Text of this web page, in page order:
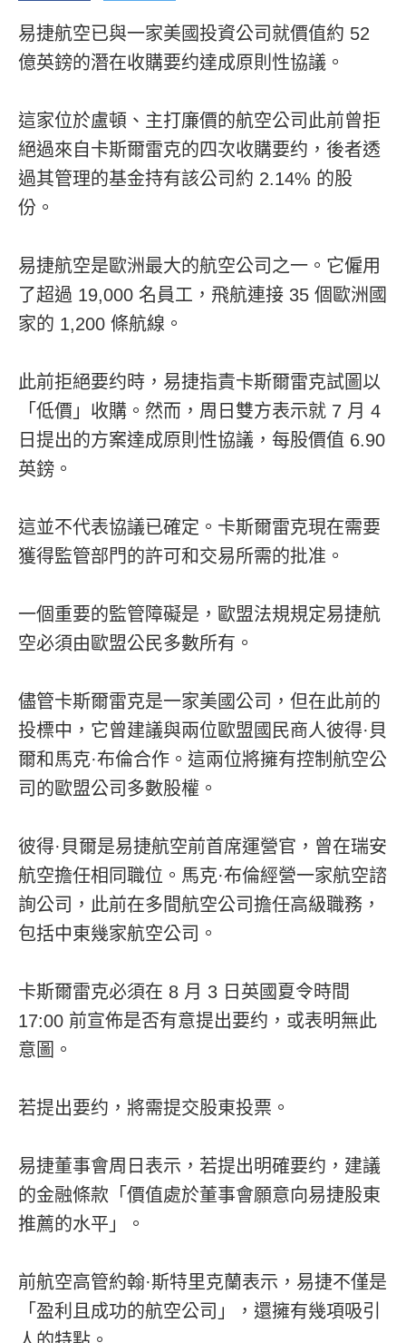
易捷航空已與一家美國投資公司就價值約 52
億英鎊的潛在收購要约達成原則性協議。
這家位於盧頓、主打廉價的航空公司此前曾拒
絕過來自卡斯爾雷克的四次收購要约，後者透
過其管理的基金持有該公司約 2.14% 的股
份。
易捷航空是歐洲最大的航空公司之一。它僱用
了超過 19,000 名員工，飛航連接 35 個歐洲國
家的 1,200 條航線。
此前拒絕要约時，易捷指責卡斯爾雷克試圖以
「低價」收購。然而，周日雙方表示就 7 月 4
日提出的方案達成原則性協議，每股價值 6.90
英鎊。
這並不代表協議已確定。卡斯爾雷克現在需要
獲得監管部門的許可和交易所需的批准。
一個重要的監管障礙是，歐盟法規規定易捷航
空必須由歐盟公民多數所有。
儘管卡斯爾雷克是一家美國公司，但在此前的
投標中，它曾建議與兩位歐盟國民商人彼得·貝
爾和馬克·布倫合作。這兩位將擁有控制航空公
司的歐盟公司多數股權。
彼得·貝爾是易捷航空前首席運營官，曾在瑞安
航空擔任相同職位。馬克·布倫經營一家航空諮
詢公司，此前在多間航空公司擔任高級職務，
包括中東幾家航空公司。
卡斯爾雷克必須在 8 月 3 日英國夏令時間
17:00 前宣佈是否有意提出要约，或表明無此
意圖。
若提出要约，將需提交股東投票。
易捷董事會周日表示，若提出明確要约，建議
的金融條款「價值處於董事會願意向易捷股東
推薦的水平」。
前航空高管約翰·斯特里克蘭表示，易捷不僅是
「盈利且成功的航空公司」，還擁有幾項吸引